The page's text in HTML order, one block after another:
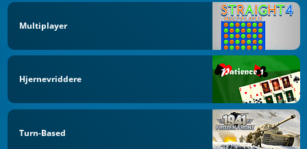
Multiplayer
Hjernevriddere
Turn-Based